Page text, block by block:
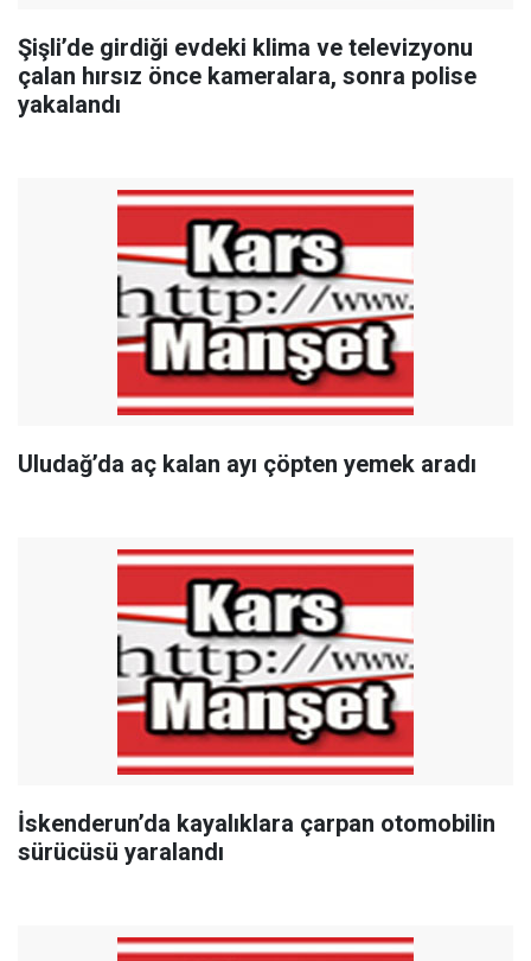
Şişli’de girdiği evdeki klima ve televizyonu
çalan hırsız önce kameralara, sonra polise
yakalandı
Uludağ’da aç kalan ayı çöpten yemek aradı
İskenderun’da kayalıklara çarpan otomobilin
sürücüsü yaralandı